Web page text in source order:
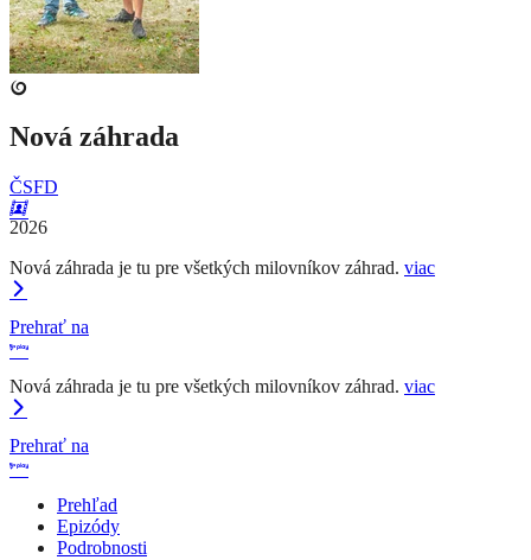
Nová záhrada
ČSFD
2026
Nová záhrada je tu pre všetkých milovníkov záhrad. viac
Prehrať na
Nová záhrada je tu pre všetkých milovníkov záhrad. viac
Prehrať na
Prehľad
Epizódy
Podrobnosti